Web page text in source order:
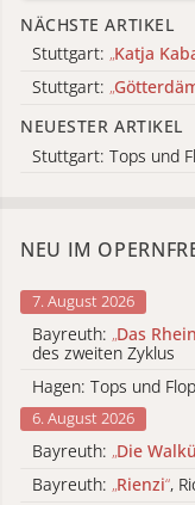
NÄCHSTE ARTIKEL
Stuttgart: „Katja
Stuttgart: „
NEUESTER ARTIKEL
Stuttgart: Tops und
NEU IM
7. August 2026
Bayreuth: „Das
des zweiten Zyklus
Hagen: Tops und
6. August 2026
Bayreuth: „Die
Bayreuth: „Rienzi“,